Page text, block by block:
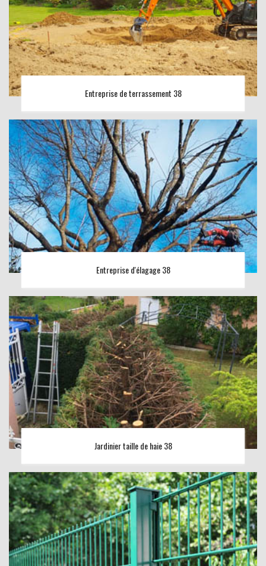
Entreprise de terrassement 38
Entreprise d'élagage 38
Jardinier taille de haie 38